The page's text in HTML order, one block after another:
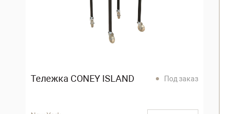
Тележка CONEY ISLAND Под заказ